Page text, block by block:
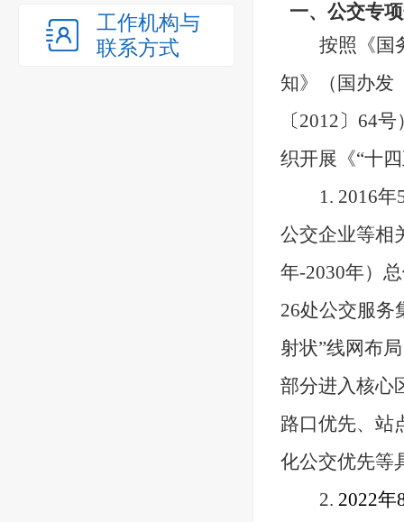
工作机构与
联系方式
一、 公交专
按照 《
知》（国办发
〔2012〕 64号
织开展《“十
1. 2016
公交企业等相
年-2030年）
26处公交服务
射状”线网布
部分进入核心
路口优先、站
化公交优先等
2. 2022